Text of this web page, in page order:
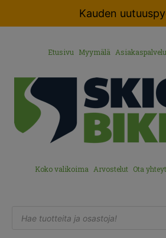
Kauden
Etusivu Myymälä Asiakaspalvelu
Koko valikoima Arvostelut Ota